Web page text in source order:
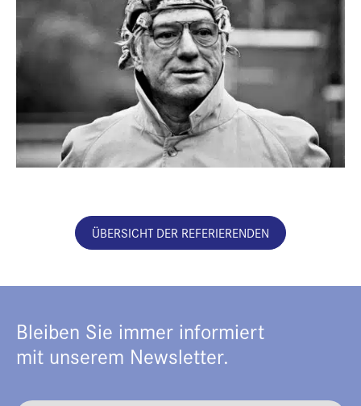
ÜBERSICHT DER REFERIERENDEN
Bleiben Sie immer informiert
mit unserem Newsletter.